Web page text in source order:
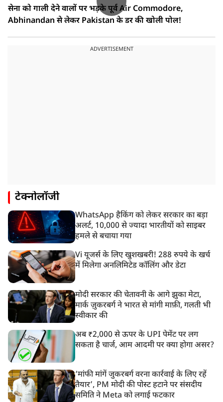
सेना को गाली देने वालों पर भड़के पूर्व Air Commodore,
Abhinandan से लेकर Pakistan के डर की खोली पोल!
ADVERTISEMENT
टेक्नोलॉजी
WhatsApp हैकिंग को लेकर सरकार का बड़ा
अलर्ट, 10,000 से ज्यादा भारतीयों को साइबर
हमले से बचाया गया
Vi यूजर्स के लिए खुशखबरी! 288 रुपये के खर्च
में मिलेगा अनलिमिटेड कॉलिंग और डेटा
मोदी सरकार की चेतावनी के आगे झुका मेटा,
मार्क ज़ुकरबर्ग ने भारत से मांगी माफ़ी, गलती भी
स्वीकार की
अब ₹2,000 से ऊपर के UPI पेमेंट पर लग
सकता है चार्ज, आम आदमी पर क्या होगा असर?
‘मांफी मांगें जुकरबर्ग वरना कार्रवाई के लिए रहें
तैयार’, PM मोदी की पोस्ट हटाने पर संसदीय
समिति ने Meta को लगाई फटकार